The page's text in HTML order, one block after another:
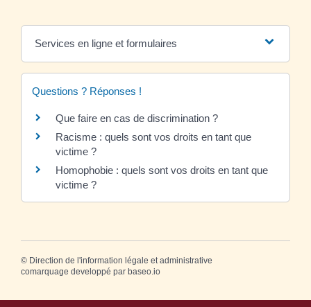
Services en ligne et formulaires
Questions ? Réponses !
Que faire en cas de discrimination ?
Racisme : quels sont vos droits en tant que
victime ?
Homophobie : quels sont vos droits en tant que
victime ?
© Direction de l'information légale et administrative
comarquage developpé par baseo.io